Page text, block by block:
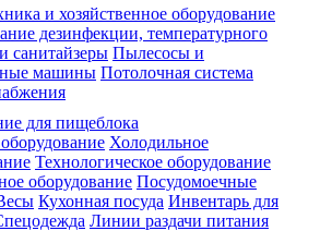
и хозяйственное оборудование
дезинфекции, температурного
санитайзеры Пылесосы и
машины Потолочная система
для пищеблока
Холодильное
Технологическое оборудование
оборудование Посудомоечные
Кухонная посуда Инвентарь для
Линии раздачи питания